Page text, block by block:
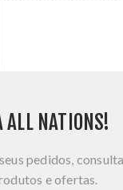
ALL NATIONS!
pedidos,
e ofertas.